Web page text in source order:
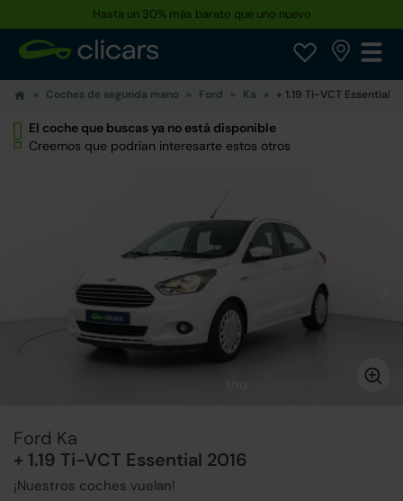
Hasta un 30% más barato que uno nuevo
Coches de segunda mano Ford Ka + 1.19 Ti-VCT Essential
El coche que buscas ya no está disponible
Creemos que podrían interesarte estos otros
Ford Ka
+ 1.19 Ti-VCT Essential 2016
¡Nuestros coches vuelan!